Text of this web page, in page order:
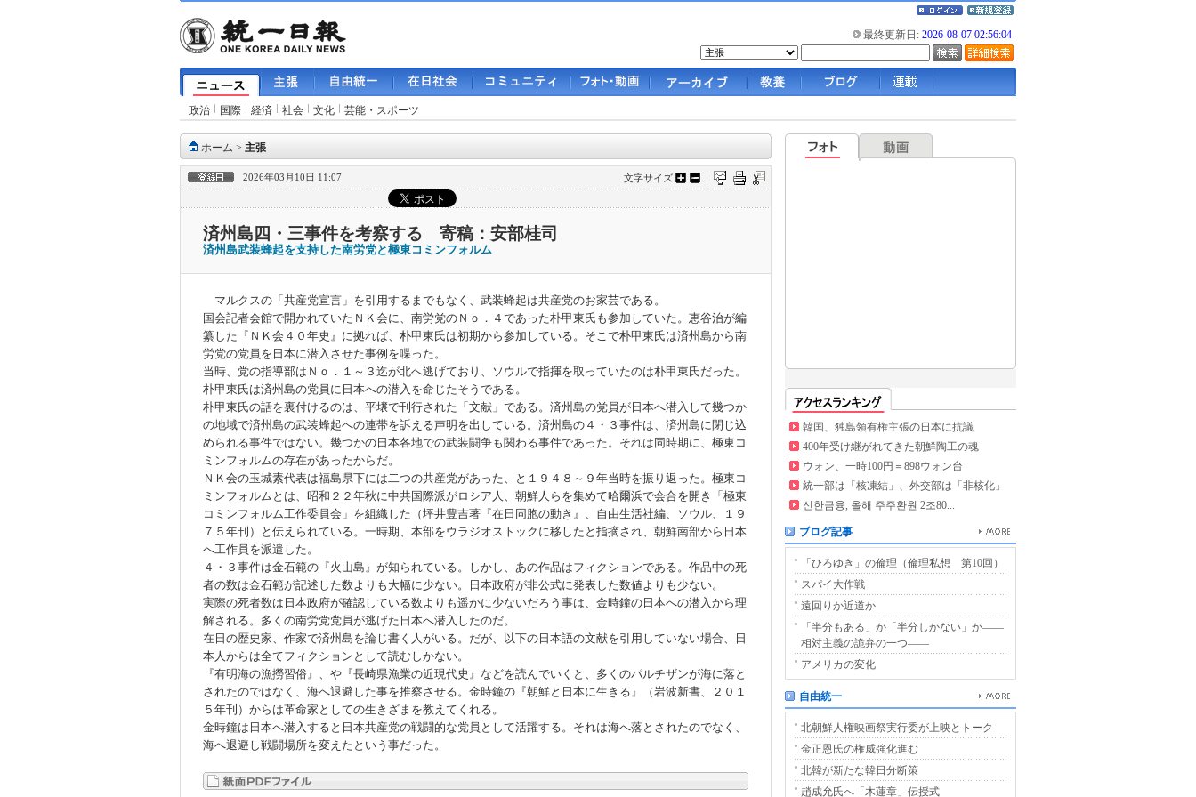
最終更新日: 2026-08-07 02:56:04
政治 国際 経済 社会 文化 芸能・スポーツ
ホーム > 主張
2026年03月10日 11:07 文字サイズ
済州島四・三事件を考察する 寄稿：安部桂司
済州島武装蜂起を支持した南労党と極東コミンフォルム
マルクスの「共産党宣言」を引用するまでもなく、武装蜂起は共産党のお家芸である。
国会記者会館で開かれていたＮＫ会に、南労党のＮｏ．４であった朴甲東氏も参加していた。恵谷治が編
纂した『ＮＫ会４０年史』に拠れば、朴甲東氏は初期から参加している。そこで朴甲東氏は済州島から南
労党の党員を日本に潜入させた事例を喋った。
当時、党の指導部はＮｏ．１～３迄が北へ逃げており、ソウルで指揮を取っていたのは朴甲東氏だった。
朴甲東氏は済州島の党員に日本への潜入を命じたそうである。
朴甲東氏の話を裏付けるのは、平壌で刊行された「文献」である。済州島の党員が日本へ潜入して幾つか
の地域で済州島の武装蜂起への連帯を訴える声明を出している。済州島の４・３事件は、済州島に閉じ込
められる事件ではない。幾つかの日本各地での武装闘争も関わる事件であった。それは同時期に、極東コ
ミンフォルムの存在があったからだ。
ＮＫ会の玉城素代表は福島県下には二つの共産党があった、と１９４８～９年当時を振り返った。極東コ
ミンフォルムとは、昭和２２年秋に中共国際派がロシア人、朝鮮人らを集めて哈爾浜で会合を開き「極東
コミンフォルム工作委員会」を組織した（坪井豊吉著『在日同胞の動き』、自由生活社編、ソウル、１９
７５年刊）と伝えられている。一時期、本部をウラジオストックに移したと指摘され、朝鮮南部から日本
へ工作員を派遣した。
４・３事件は金石範の『火山島』が知られている。しかし、あの作品はフィクションである。作品中の死
者の数は金石範が記述した数よりも大幅に少ない。日本政府が非公式に発表した数値よりも少ない。
実際の死者数は日本政府が確認している数よりも遥かに少ないだろう事は、金時鐘の日本への潜入から理
解される。多くの南労党党員が逃げた日本へ潜入したのだ。
在日の歴史家、作家で済州島を論じ書く人がいる。だが、以下の日本語の文献を引用していない場合、日
本人からは全てフィクションとして読むしかない。
『有明海の漁撈習俗』、や『長崎県漁業の近現代史』などを読んでいくと、多くのパルチザンが海に落と
されたのではなく、海へ退避した事を推察させる。金時鐘の『朝鮮と日本に生きる』（岩波新書、２０１
５年刊）からは革命家としての生きざまを教えてくれる。
金時鐘は日本へ潜入すると日本共産党の戦闘的な党員として活躍する。それは海へ落とされたのでなく、
海へ退避し戦闘場所を変えたという事だった。
韓国、独島領有権主張の日本に抗議
400年受け継がれてきた朝鮮陶工の魂
ウォン、一時100円＝898ウォン台
統一部は「核凍結」、外交部は「非核化」
신한금융, 올해 주주환원 2조80...
ブログ記事
「ひろゆき」の倫理（倫理私想 第10回）
スパイ大作戦
遠回りか近道か
「半分もある」か「半分しかない」か――
相対主義の詭弁の一つ――
アメリカの変化
自由統一
北朝鮮人権映画祭実行委が上映とトーク
金正恩氏の権威強化進む
北韓が新たな韓日分断策
趙成允氏へ「木蓮章」伝授式